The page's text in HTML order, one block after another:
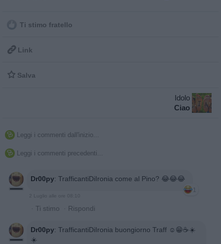
Ti stimo fratello
 Link
 Salva
Idolo
Ciao
 Leggi i commenti dall'inizio...
 Leggi i commenti precedenti...
Dr00py: TrafficantiDiIronia come al Pino? 😂😂😂
1
· Ti stimo · Rispondi
Dr00py: TrafficantiDiIronia buongiorno Traff ☺️😁☕☀️
☀️